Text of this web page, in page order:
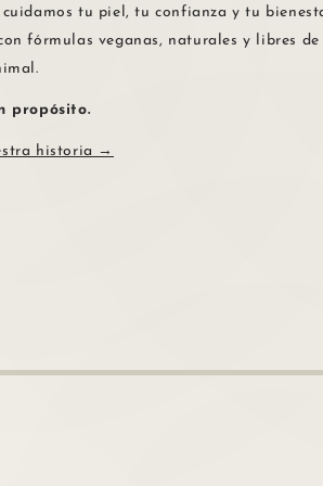
cuidamos tu piel, tu confianza y tu
fórmulas veganas, naturales y libres de
propósito.
historia →